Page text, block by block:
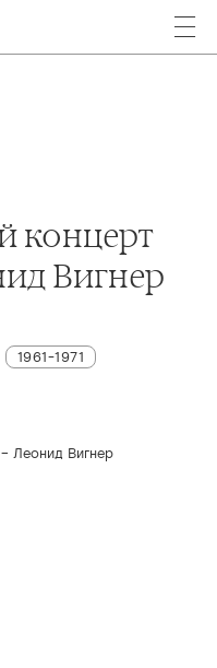
концерт
Вигнер
1961-1971